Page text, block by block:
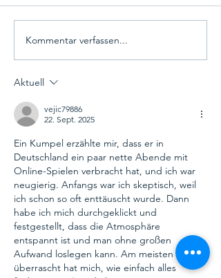
Kommentar verfassen...
Aktuell
vejic79886
22. Sept. 2025
Ein Kumpel erzählte mir, dass er in
Deutschland ein paar nette Abende mit
Online-Spielen verbracht hat, und ich war
neugierig. Anfangs war ich skeptisch, weil
ich schon so oft enttäuscht wurde. Dann
habe ich mich durchgeklickt und
festgestellt, dass die Atmosphäre
entspannt ist und man ohne großen
Aufwand loslegen kann. Am meisten
überrascht hat mich, wie einfach alles